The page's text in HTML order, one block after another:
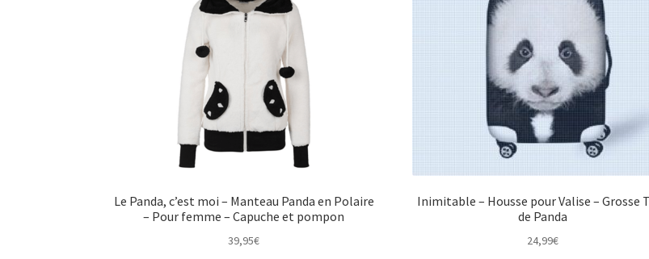
Le Panda, c’est moi – Manteau Panda en Polaire
– Pour femme – Capuche et pompon
39,95€
Inimitable – Housse pour Valise – Grosse
de Panda
24,99€